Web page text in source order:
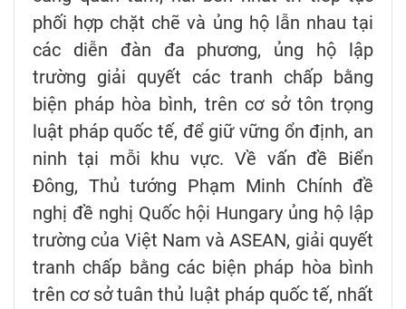
phối hợp chặt chẽ và ủng hộ lẫn nhau tại
các diễn đàn đa phương, ủng hộ lập
trường giải quyết các tranh chấp bằng
biện pháp hòa bình, trên cơ sở tôn trọng
luật pháp quốc tế, để giữ vững ổn định, an
ninh tại mỗi khu vực. Về vấn đề Biển
Đông, Thủ tướng Phạm Minh Chính đề
nghị đề nghị Quốc hội Hungary ủng hộ lập
trường của Việt Nam và ASEAN, giải quyết
tranh chấp bằng các biện pháp hòa bình
trên cơ sở tuân thủ luật pháp quốc tế, nhất